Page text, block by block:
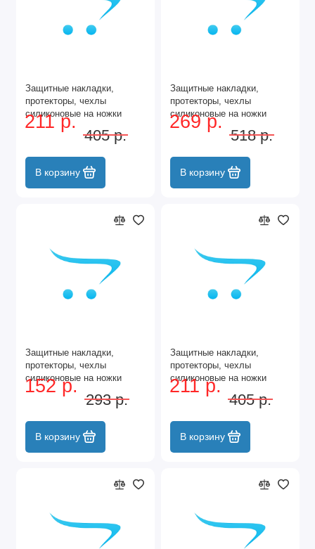
Защитные накладки,
протекторы, чехлы
силиконовые на ножки
стола, стула, комода
40*40мм Коричневый 12шт
211 р.
405 р.
В корзину
Защитные накладки,
протекторы, чехлы
силиконовые на ножки
стола, стула, комода
40*40мм Коричневый 16шт
269 р.
518 р.
В корзину
Защитные накладки,
протекторы, чехлы
силиконовые на ножки
стола, стула, комода
40*40мм Коричневый 8шт
152 р.
293 р.
В корзину
Защитные накладки,
протекторы, чехлы
силиконовые на ножки
стола, стула, комода
40*40мм Серый 12шт
211 р.
405 р.
В корзину